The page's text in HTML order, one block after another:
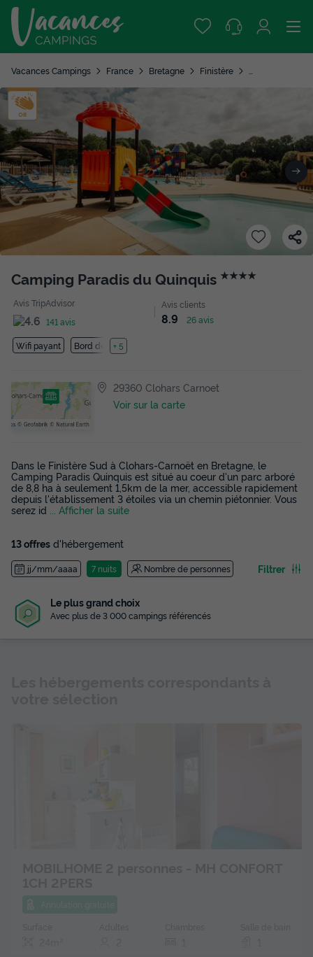
Vacances Campings France Bretagne Finistère
Camping Paradis du Quinquis ★★★★
Avis TripAdvisor
141 avis
Avis clients
8.9 26 avis
Wifi payant Bord de mer
+ 5
29360 Clohars Carnoet
Voir sur la carte
Dans le Finistère Sud à Clohars-Carnoët en Bretagne, le
Camping Paradis Quinquis est situé au coeur d'un parc arboré
de 8,8 ha à seulement 1,5km de la mer, accessible rapidement
depuis l'établissement 3 étoiles via un chemin piétonnier. Vous
serez id
... Afficher la suite
13 offres d'hébergement
jj/mm/aaaa 7 nuits Nombre de personnes Filtrer
Le plus grand choix
Avec plus de 3 000 campings référencés